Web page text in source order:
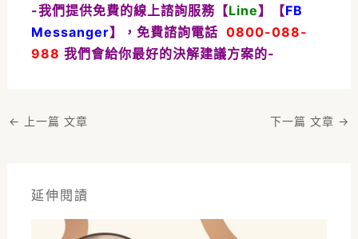
-我們提供免費的線上諮詢服務【Line】【FB
Messanger】，免費諮詢電話 0800-088-
988 我們會給你最好的決解建議方案的-
← 上一篇 文章 下一篇 文章 →
延伸閱讀